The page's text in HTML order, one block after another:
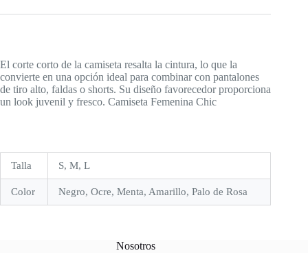
El corte corto de la camiseta resalta la cintura, lo que la
convierte en una opción ideal para combinar con pantalones
de tiro alto, faldas o shorts. Su diseño favorecedor proporciona
un look juvenil y fresco. Camiseta Femenina Chic
Talla S, M, L
Color Negro, Ocre, Menta, Amarillo, Palo de Rosa
Nosotros